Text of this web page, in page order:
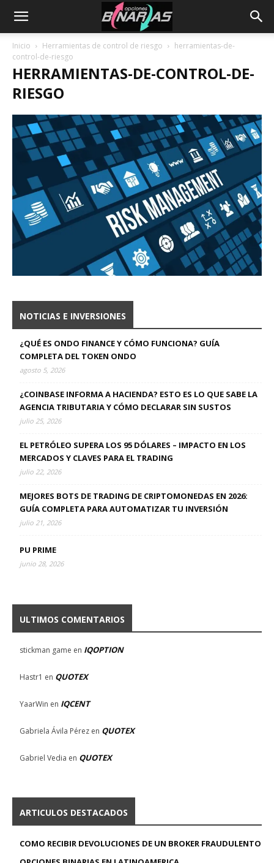
Inicio Herramientas de control de riesgo
herramientas-de-
control-de-riesgo
HERRAMIENTAS-DE-CONTROL-DE-
RIESGO
NOTICIAS E INVERSIONES
¿QUÉ ES ONDO FINANCE Y CÓMO FUNCIONA? GUÍA
COMPLETA DEL TOKEN ONDO
agosto 5, 2026
¿COINBASE INFORMA A HACIENDA? ESTO ES LO QUE SABE LA
AGENCIA TRIBUTARIA Y CÓMO DECLARAR SIN SUSTOS
julio 25, 2026
EL PETRÓLEO SUPERA LOS 95 DÓLARES – IMPACTO EN LOS
MERCADOS Y CLAVES PARA EL TRADING
julio 22, 2026
MEJORES BOTS DE TRADING DE CRIPTOMONEDAS EN 2026:
GUÍA COMPLETA PARA AUTOMATIZAR TU INVERSIÓN
julio 21, 2026
PU PRIME
junio 28, 2026
ULTIMOS COMENTARIOS
stickman game en IQOPTION
Hastr1 en QUOTEX
YaarWin en IQCENT
Gabriela Ávila Pérez en QUOTEX
Gabriel Vedia en QUOTEX
ARTICULOS DESTACADOS
COMO RECIBIR DEVOLUCIONES DE UN BROKER FRAUDULENTO